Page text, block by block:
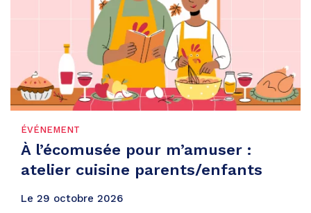
ÉVÉNEMENT
À l’écomusée pour m’amuser :
atelier cuisine parents/enfants
Le 29 octobre 2026